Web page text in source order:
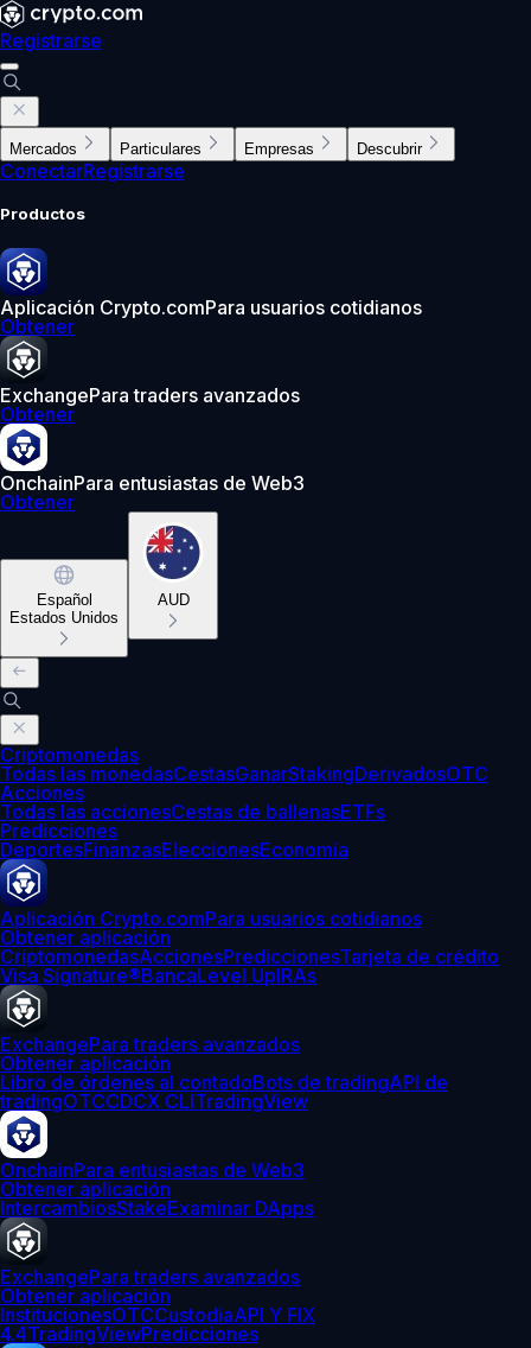
Registrarse
Mercados Particulares Empresas Descubrir
ConectarRegistrarse
Productos
Aplicación Crypto.comPara usuarios cotidianos
Obtener
ExchangePara traders avanzados
Obtener
OnchainPara entusiastas de Web3
Obtener
Español
Estados Unidos
AUD
Criptomonedas
Todas las monedasCestasGanarStakingDerivadosOTC
Acciones
Todas las accionesCestas de ballenasETFs
Predicciones
DeportesFinanzasEleccionesEconomía
Aplicación Crypto.comPara usuarios cotidianos
Obtener aplicación
CriptomonedasAccionesPrediccionesTarjeta de crédito
Visa Signature®BancaLevel UpIRAs
ExchangePara traders avanzados
Obtener aplicación
Libro de órdenes al contadoBots de tradingAPI de
tradingOTCCDCX CLITradingView
OnchainPara entusiastas de Web3
Obtener aplicación
IntercambiosStakeExaminar DApps
ExchangePara traders avanzados
Obtener aplicación
InstitucionesOTCCustodiaAPI Y FIX
4.4TradingViewPredicciones